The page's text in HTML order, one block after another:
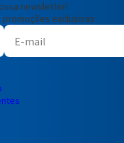
newsletter!
exclusivas